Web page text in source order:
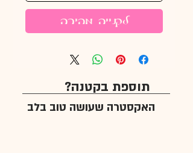
לקנייה מהירה
תוספת בקטנה?
האקסטרה שעושה טוב בלב